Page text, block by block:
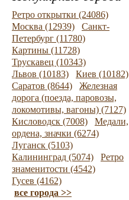
Ретро открытки (24086)
Москва (12939)
Санкт-
Петербург (11780)
Картины (11728)
Трускавец (10343)
Львов (10183)
Киев (10182)
Саратов (8644)
Железная
дорога (поезда, паровозы,
локомотивы, вагоны) (7127)
Кисловодск (7008)
Медали,
ордена, значки (6274)
Луганск (5103)
Калининград (5074)
Ретро
знаменитости (4542)
Гусев (4162)
все города >>